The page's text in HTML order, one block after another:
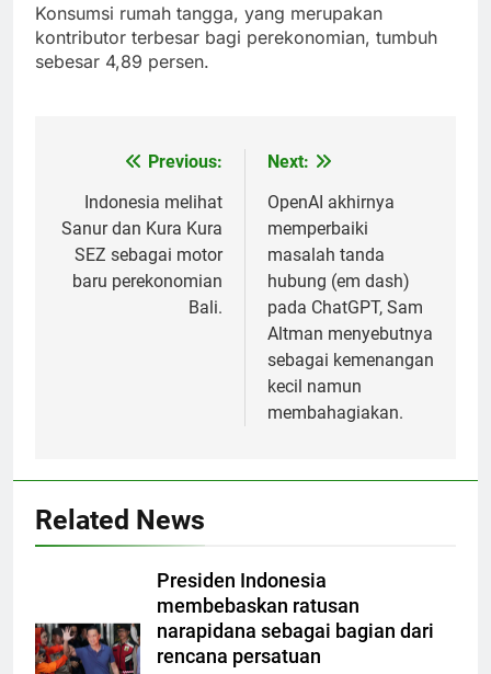
Konsumsi rumah tangga, yang merupakan
kontributor terbesar bagi perekonomian, tumbuh
sebesar 4,89 persen.
navigation
Previous:
Indonesia melihat
Sanur dan Kura Kura
SEZ sebagai motor
baru perekonomian
Bali.
Next:
OpenAI akhirnya
memperbaiki
masalah tanda
hubung (em dash)
pada ChatGPT, Sam
Altman menyebutnya
sebagai kemenangan
kecil namun
membahagiakan.
Related News
Presiden Indonesia
membebaskan ratusan
narapidana sebagai bagian dari
rencana persatuan